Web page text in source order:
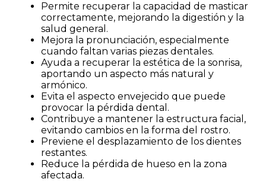
Permite recuperar la capacidad de masticar
correctamente, mejorando la digestión y la
salud general.
Mejora la pronunciación, especialmente
cuando faltan varias piezas dentales.
Ayuda a recuperar la estética de la sonrisa,
aportando un aspecto más natural y
armónico.
Evita el aspecto envejecido que puede
provocar la pérdida dental.
Contribuye a mantener la estructura facial,
evitando cambios en la forma del rostro.
Previene el desplazamiento de los dientes
restantes.
Reduce la pérdida de hueso en la zona
afectada.